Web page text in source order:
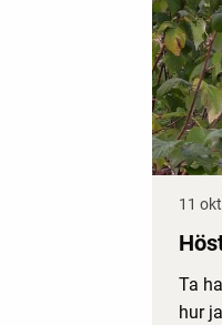
11
Ta
hur